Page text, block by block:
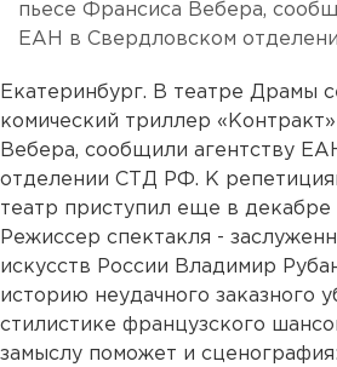
пьесе Франсиса Вебера,
ЕАН в Свердловском
Екатеринбург. В театре Драмы
комический триллер
Вебера, сообщили агентству
отделении СТД РФ. К
театр приступил еще в декабре
Режиссер спектакля -
искусств России Владимир
историю неудачного заказного
стилистике французского
замыслу поможет и